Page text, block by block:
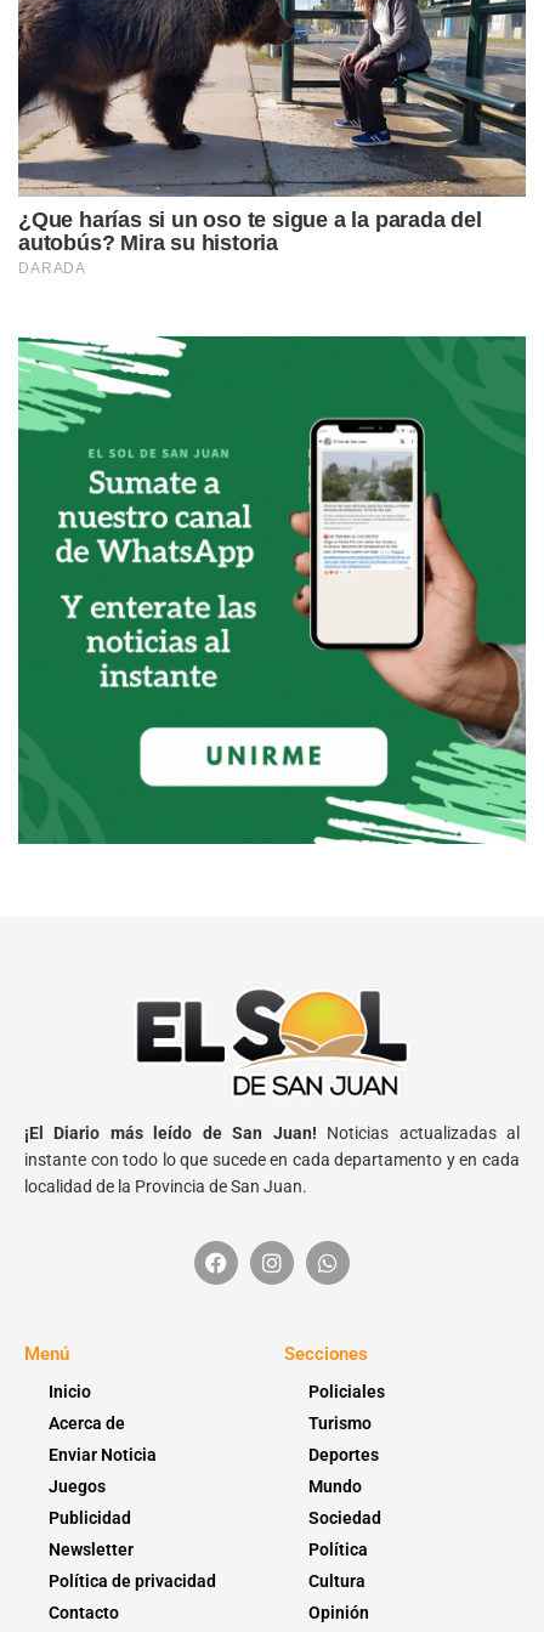
¡El Diario más leído de San Juan! Noticias actualizadas al
instante con todo lo que sucede en cada departamento y en cada
localidad de la Provincia de San Juan.
Menú
Inicio
Acerca de
Enviar Noticia
Juegos
Publicidad
Newsletter
Política de privacidad
Contacto
Secciones
Policiales
Turismo
Deportes
Mundo
Sociedad
Política
Cultura
Opinión